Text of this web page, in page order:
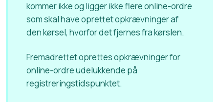
kommer ikke og ligger ikke flere online-ordre
som skal have oprettet opkrævninger af
den kørsel, hvorfor det fjernes fra kørslen.
Fremadrettet oprettes opkrævninger for
online-ordre udelukkende på
registreringstidspunktet.